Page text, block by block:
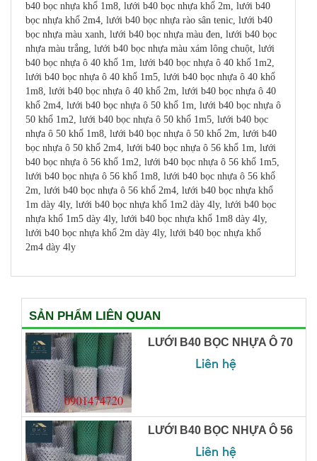
b40 bọc nhựa khổ 1m8, lưới b40 bọc nhựa khổ 2m, lưới b40
bọc nhựa khổ 2m4, lưới b40 bọc nhựa rào sân tenic, lưới b40
bọc nhựa màu xanh, lưới b40 bọc nhựa màu đen, lưới b40 bọc
nhựa màu trắng, lưới b40 bọc nhựa màu xám lông chuột, lưới
b40 bọc nhựa ô 40 khổ 1m, lưới b40 bọc nhựa ô 40 khổ 1m2,
lưới b40 bọc nhựa ô 40 khổ 1m5, lưới b40 bọc nhựa ô 40 khổ
1m8, lưới b40 bọc nhựa ô 40 khổ 2m, lưới b40 bọc nhựa ô 40
khổ 2m4, lưới b40 bọc nhựa ô 50 khổ 1m, lưới b40 bọc nhựa ô
50 khổ 1m2, lưới b40 bọc nhựa ô 50 khổ 1m5, lưới b40 bọc
nhựa ô 50 khổ 1m8, lưới b40 bọc nhựa ô 50 khổ 2m, lưới b40
bọc nhựa ô 50 khổ 2m4, lưới b40 bọc nhựa ô 56 khổ 1m, lưới
b40 bọc nhựa ô 56 khổ 1m2, lưới b40 bọc nhựa ô 56 khổ 1m5,
lưới b40 bọc nhựa ô 56 khổ 1m8, lưới b40 bọc nhựa ô 56 khổ
2m, lưới b40 bọc nhựa ô 56 khổ 2m4, lưới b40 bọc nhựa khổ
1m dày 4ly, lưới b40 bọc nhựa khổ 1m2 dày 4ly, lưới b40 bọc
nhựa khổ 1m5 dày 4ly, lưới b40 bọc nhựa khổ 1m8 dày 4ly,
lưới b40 bọc nhựa khổ 2m dày 4ly, lưới b40 bọc nhựa khổ
2m4 dày 4ly
SẢN PHẨM LIÊN QUAN
LƯỚI B40 BỌC NHỰA Ô 70
Liên hệ
LƯỚI B40 BỌC NHỰA Ô 56
Liên hệ